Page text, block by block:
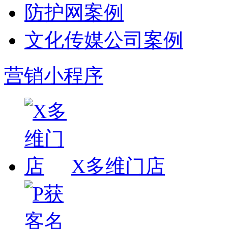
防护网案例
文化传媒公司案例
营销小程序
X多维门店